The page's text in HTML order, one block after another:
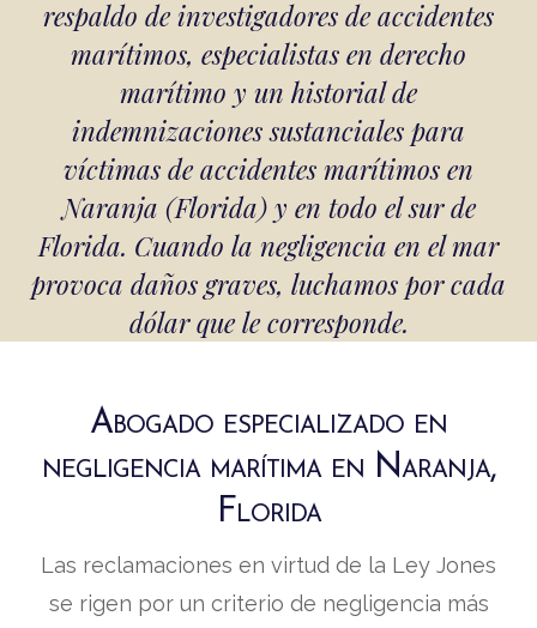
respaldo de investigadores de accidentes
marítimos, especialistas en derecho
marítimo y un historial de
indemnizaciones sustanciales para
víctimas de accidentes marítimos en
Naranja (Florida) y en todo el sur de
Florida. Cuando la negligencia en el mar
provoca daños graves, luchamos por cada
dólar que le corresponde.
Abogado especializado en
negligencia marítima en Naranja,
Florida
Las reclamaciones en virtud de la Ley Jones
se rigen por un criterio de negligencia más